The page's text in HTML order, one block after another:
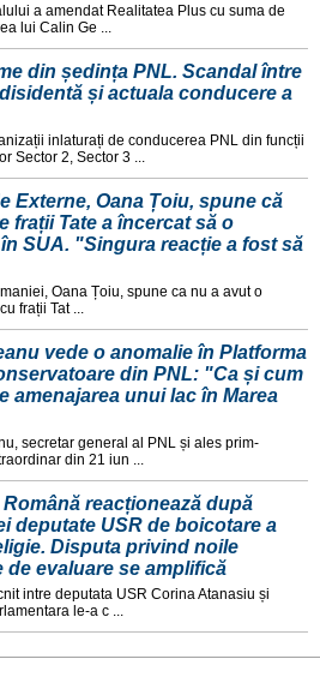
a amendat Realitatea Plus cu suma de
lui Calin Ge ...
din ședința PNL. Scandal între
și actuala conducere a
inlaturați de conducerea PNL din funcții
Sector 2, Sector 3 ...
Externe, Oana Țoiu, spune că
frații Tate a încercat să o
SUA. "Singura reacție a fost să
Oana Țoiu, spune ca nu a avut o
frații Tat ...
vede o anomalie în Platforma
din PNL: "Ca și cum
amenajarea unui lac în Marea
secretar general al PNL și ales prim-
din 21 iun ...
reacționează după
deputate USR de boicotare a
Disputa privind noile
de evaluare se amplifică
intre deputata USR Corina Atanasiu și
le-a c ...